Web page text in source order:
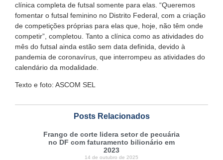
clínica completa de futsal somente para elas. “Queremos
fomentar o futsal feminino no Distrito Federal, com a criação
de competições próprias para elas que, hoje, não têm onde
competir”, completou. Tanto a clínica como as atividades do
mês do futsal ainda estão sem data definida, devido à
pandemia de coronavírus, que interrompeu as atividades do
calendário da modalidade.
Texto e foto: ASCOM SEL
Posts Relacionados
Frango de corte lidera setor de pecuária
no DF com faturamento bilionário em
2023
14 de outubro de 2025